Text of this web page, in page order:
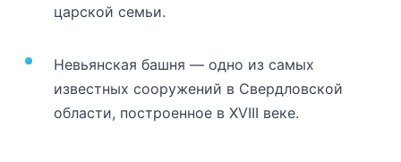
царской семьи.
Невьянская башня — одно из самых
известных сооружений в Свердловской
области, построенное в XVIII веке.